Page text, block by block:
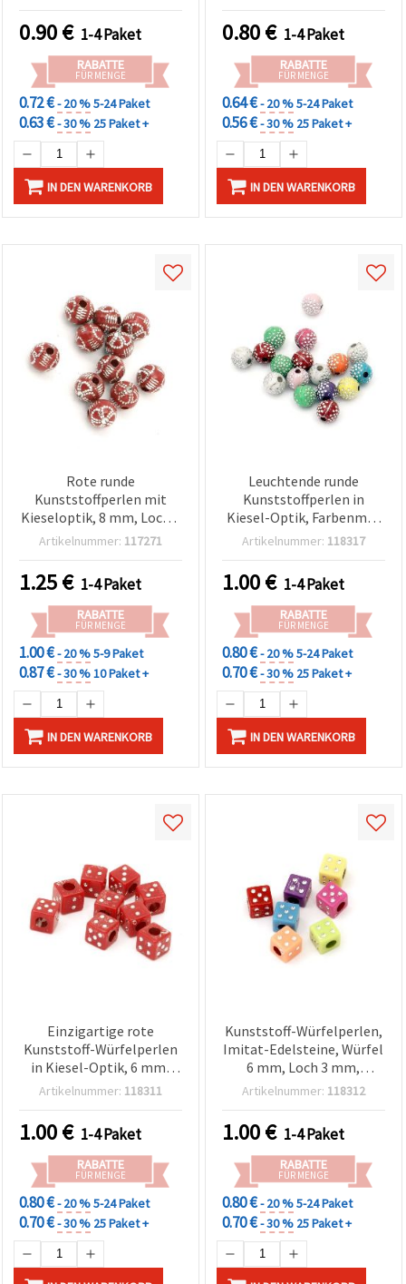
0.90€ 1-4 Paket
RABATTE
FÜR MENGE
0.72 €- 20 %5-24 Paket
0.63 €- 30 % 25 Paket +
IN DEN WARENKORB
0.80€ 1-4 Paket
RABATTE
FÜR MENGE
0.64 €- 20 %5-24 Paket
0.56 €- 30 % 25 Paket +
IN DEN WARENKORB
Rote runde
Kunststoffperlen mit
Kieseloptik, 8 mm, Loch 2
mm, 50 g (ca. 190 Stk.)
Artikelnummer: 117271
1.25€ 1-4 Paket
RABATTE
FÜR MENGE
1.00 €- 20 %5-9 Paket
0.87 €- 30 %10 Paket +
IN DEN WARENKORB
Leuchtende runde
Kunststoffperlen in
Kiesel-Optik, Farbenmix,
8 mm, Loch 2 mm – 20 g
Schmuck im Natur-Look &
kreative DIY-Designs
Artikelnummer: 118317
1.00€ 1-4 Paket
RABATTE
FÜR MENGE
0.80 €- 20 %5-24 Paket
0.70 €- 30 % 25 Paket +
IN DEN WARENKORB
Einzigartige rote
Kunststoff-Würfelperlen
in Kiesel-Optik, 6 mm,
Loch Ø 3 mm – 20 g (~104
Schmuckgestaltung &
DIY-Designs
Artikelnummer: 118311
1.00€ 1-4 Paket
RABATTE
FÜR MENGE
0.80 €- 20 %5-24 Paket
0.70 €- 30 % 25 Paket +
Kunststoff-Würfelperlen,
Imitat-Edelsteine, Würfel
6 mm, Loch 3 mm,
Gemischte Farben (Mix),
& Schmuckherstellung
Artikelnummer: 118312
1.00€ 1-4 Paket
RABATTE
FÜR MENGE
0.80 €- 20 %5-24 Paket
0.70 €- 30 % 25 Paket +